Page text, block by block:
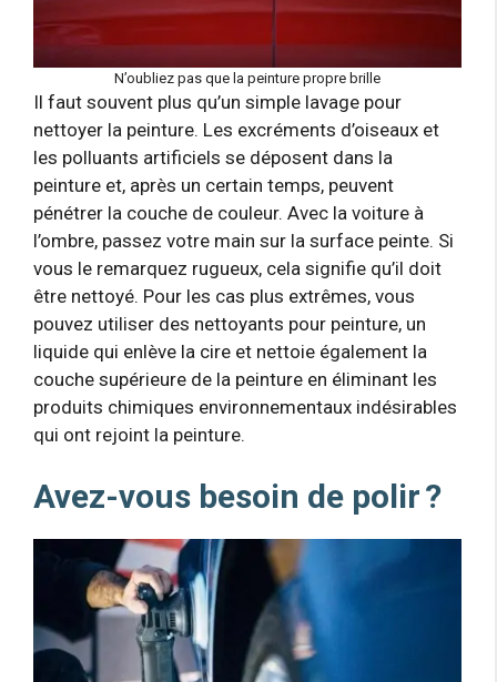
N’oubliez pas que la peinture propre brille
Il faut souvent plus qu’un simple lavage pour
nettoyer la peinture. Les excréments d’oiseaux et
les polluants artificiels se déposent dans la
peinture et, après un certain temps, peuvent
pénétrer la couche de couleur. Avec la voiture à
l’ombre, passez votre main sur la surface peinte. Si
vous le remarquez rugueux, cela signifie qu’il doit
être nettoyé. Pour les cas plus extrêmes, vous
pouvez utiliser des nettoyants pour peinture, un
liquide qui enlève la cire et nettoie également la
couche supérieure de la peinture en éliminant les
produits chimiques environnementaux indésirables
qui ont rejoint la peinture.
Avez-vous besoin de polir ?